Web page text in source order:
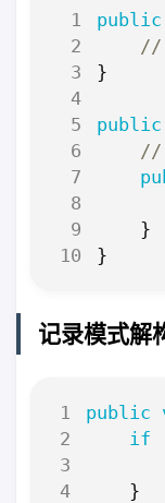
4
public
//
}
public
//
}
}
记录模式解
4
public
if
}